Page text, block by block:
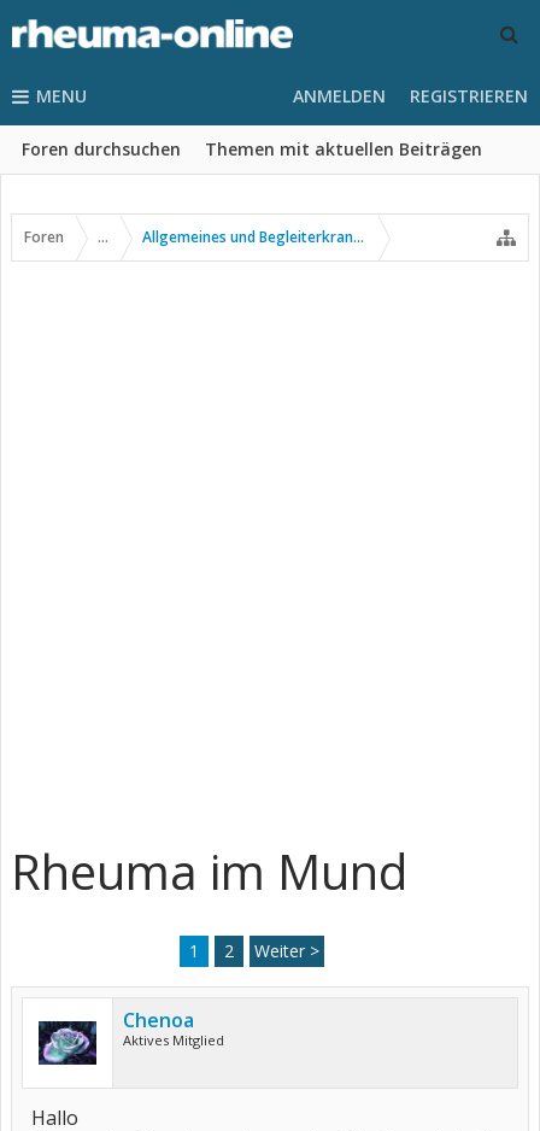
MENU
Foren durchsuchen Themen mit aktuellen Beiträgen
ANMELDEN REGISTRIEREN
Foren ... Allgemeines und Begleiterkrankungen
Rheuma im Mund
1 2 Weiter >
Chenoa
Aktives Mitglied
Hallo